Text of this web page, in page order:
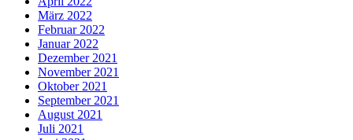
März 2022
Februar 2022
Januar 2022
Dezember 2021
November 2021
Oktober 2021
September 2021
August 2021
Juli 2021